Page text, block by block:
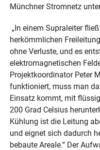
Münchner Stromnetz
„In einem Supraleiter
herkömmlichen
ohne Verluste, und es
elektromagnetischen
Projektkoordinator Peter
funktioniert, muss man
Einsatz kommt, mit
200 Grad Celsius
Kühlung ist die Leitung
und eignet sich dadurch
bebaute Areale.“ Der